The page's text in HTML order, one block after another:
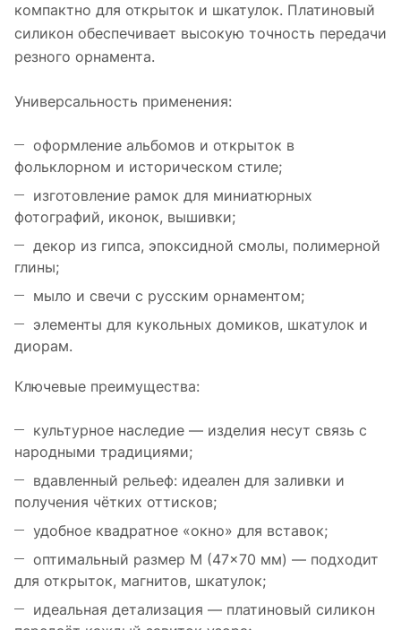
компактно для открыток и шкатулок. Платиновый
силикон обеспечивает высокую точность передачи
резного орнамента.
Универсальность применения:
оформление альбомов и открыток в
фольклорном и историческом стиле;
изготовление рамок для миниатюрных
фотографий, иконок, вышивки;
декор из гипса, эпоксидной смолы, полимерной
глины;
мыло и свечи с русским орнаментом;
элементы для кукольных домиков, шкатулок и
диорам.
Ключевые преимущества:
культурное наследие — изделия несут связь с
народными традициями;
вдавленный рельеф: идеален для заливки и
получения чётких оттисков;
удобное квадратное «окно» для вставок;
оптимальный размер M (47×70 мм) — подходит
для открыток, магнитов, шкатулок;
идеальная детализация — платиновый силикон